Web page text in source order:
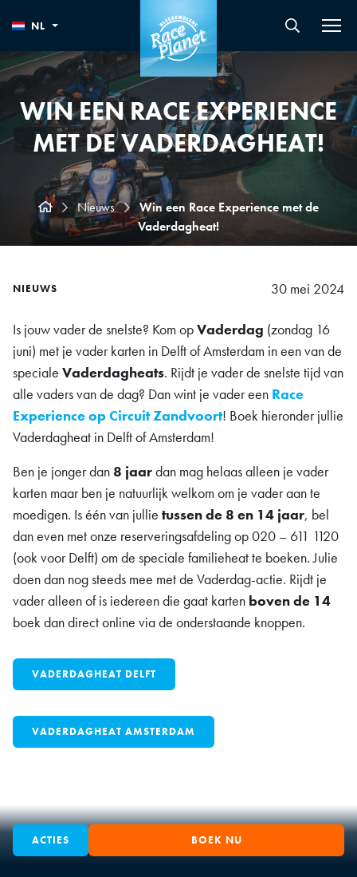
NL
WIN EEN RACE EXPERIENCE
MET DE VADERDAGHEAT!
Nieuws
Win een Race Experience met de
Vaderdagheat!
NIEUWS 30 mei 2024
Is jouw vader de snelste? Kom opVaderdag (zondag 16
juni) met je vader karten in Delft of Amsterdam in een van de
speciale Vaderdagheats. Rijdt je vader de snelste tijd van
alle vaders van de dag? Dan wint je vader een Race
Experience op Circuit Zandvoort! Boek hieronder jullie
Vaderdagheat in Delft of Amsterdam!
Ben je jonger dan 8 jaardan mag helaas alleen je vader
karten maar ben je natuurlijk welkom om je vader aan te
moedigen. Is één van jullie tussen de 8 en 14 jaar, bel
dan even met onze reserveringsafdeling op 020 – 611 1120
(ook voor Delft) om de speciale familieheat te boeken. Julie
doen dan nog steeds mee met de Vaderdag-actie. Rijdt je
vader alleen of is iedereen die gaat karten boven de 14
boek dan direct online via de onderstaande knoppen.
VADERDAGHEAT DELFT
VADERDAGHEAT AMSTERDAM
ACTIES BOEK NU